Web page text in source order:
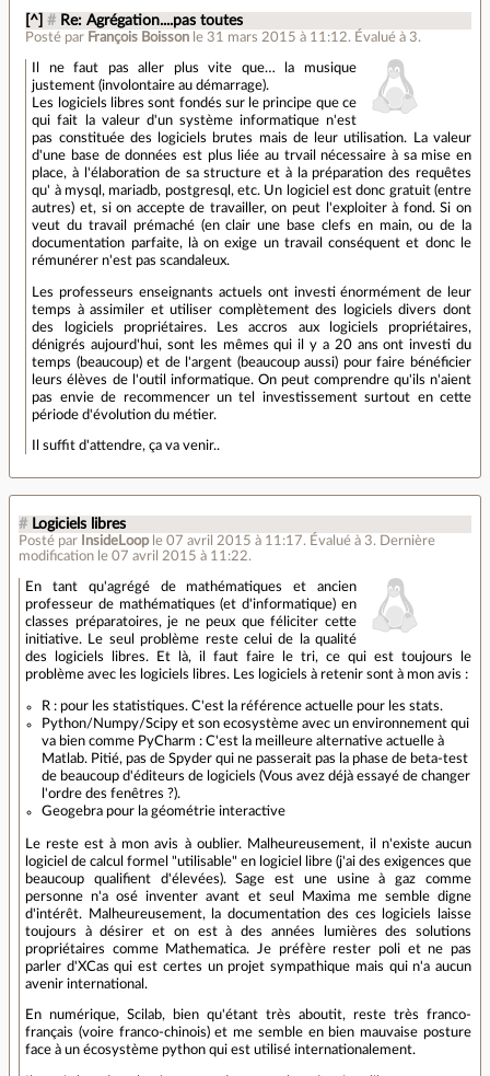
[^] # Re: Agrégation....pas toutes
Posté par François Boisson le 31 mars 2015 à 11:12. Évalué à 3.
Il ne faut pas aller plus vite que… la musique
justement (involontaire au démarrage).
Les logiciels libres sont fondés sur le principe que ce
qui fait la valeur d'un système informatique n'est
pas constituée des logiciels brutes mais de leur utilisation. La valeur
d'une base de données est plus liée au trvail nécessaire à sa mise en
place, à l'élaboration de sa structure et à la préparation des requêtes
qu' à mysql, mariadb, postgresql, etc. Un logiciel est donc gratuit (entre
autres) et, si on accepte de travailler, on peut l'exploiter à fond. Si on
veut du travail prémaché (en clair une base clefs en main, ou de la
documentation parfaite, là on exige un travail conséquent et donc le
rémunérer n'est pas scandaleux.
Les professeurs enseignants actuels ont investi énormément de leur
temps à assimiler et utiliser complètement des logiciels divers dont
des logiciels propriétaires. Les accros aux logiciels propriétaires,
dénigrés aujourd'hui, sont les mêmes qui il y a 20 ans ont investi du
temps (beaucoup) et de l'argent (beaucoup aussi) pour faire bénéficier
leurs élèves de l'outil informatique. On peut comprendre qu'ils n'aient
pas envie de recommencer un tel investissement surtout en cette
période d'évolution du métier.
Il suffit d'attendre, ça va venir..
# Logiciels libres
Posté par InsideLoop le 07 avril 2015 à 11:17. Évalué à 3. Dernière
modification le 07 avril 2015 à 11:22.
En tant qu'agrégé de mathématiques et ancien
professeur de mathématiques (et d'informatique) en
classes préparatoires, je ne peux que féliciter cette
initiative. Le seul problème reste celui de la qualité
des logiciels libres. Et là, il faut faire le tri, ce qui est toujours le
problème avec les logiciels libres. Les logiciels à retenir sont à mon avis :
R : pour les statistiques. C'est la référence actuelle pour les stats.
Python/Numpy/Scipy et son ecosystème avec un environnement qui
va bien comme PyCharm : C'est la meilleure alternative actuelle à
Matlab. Pitié, pas de Spyder qui ne passerait pas la phase de beta-test
de beaucoup d'éditeurs de logiciels (Vous avez déjà essayé de changer
l'ordre des fenêtres ?).
Geogebra pour la géométrie interactive
Le reste est à mon avis à oublier. Malheureusement, il n'existe aucun
logiciel de calcul formel "utilisable" en logiciel libre (j'ai des exigences que
beaucoup qualifient d'élevées). Sage est une usine à gaz comme
personne n'a osé inventer avant et seul Maxima me semble digne
d'intérêt. Malheureusement, la documentation des ces logiciels laisse
toujours à désirer et on est à des années lumières des solutions
propriétaires comme Mathematica. Je préfère rester poli et ne pas
parler d'XCas qui est certes un projet sympathique mais qui n'a aucun
avenir international.
En numérique, Scilab, bien qu'étant très aboutit, reste très franco-
français (voire franco-chinois) et me semble en bien mauvaise posture
face à un écosystème python qui est utilisé internationalement.